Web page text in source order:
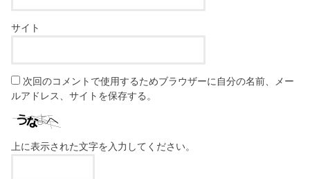
サイト
次回のコメントで使用するためブラウザーに自分の名前、メー
ルアドレス、サイトを保存する。
上に表示された文字を入力してください。